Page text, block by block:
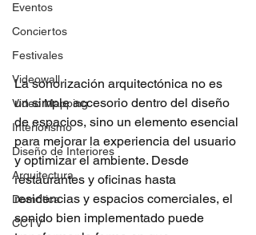
Eventos
Conciertos
Festivales
Videowall
Video Mapping
Interiorismo
Diseño de Interiores
Arquitectura
Domótica
CCTV
La sonorización arquitectónica no es
un simple accesorio dentro del diseño
de espacios, sino un elemento esencial
para mejorar la experiencia del usuario
y optimizar el ambiente. Desde
restaurantes y oficinas hasta
residencias y espacios comerciales, el
sonido bien implementado puede